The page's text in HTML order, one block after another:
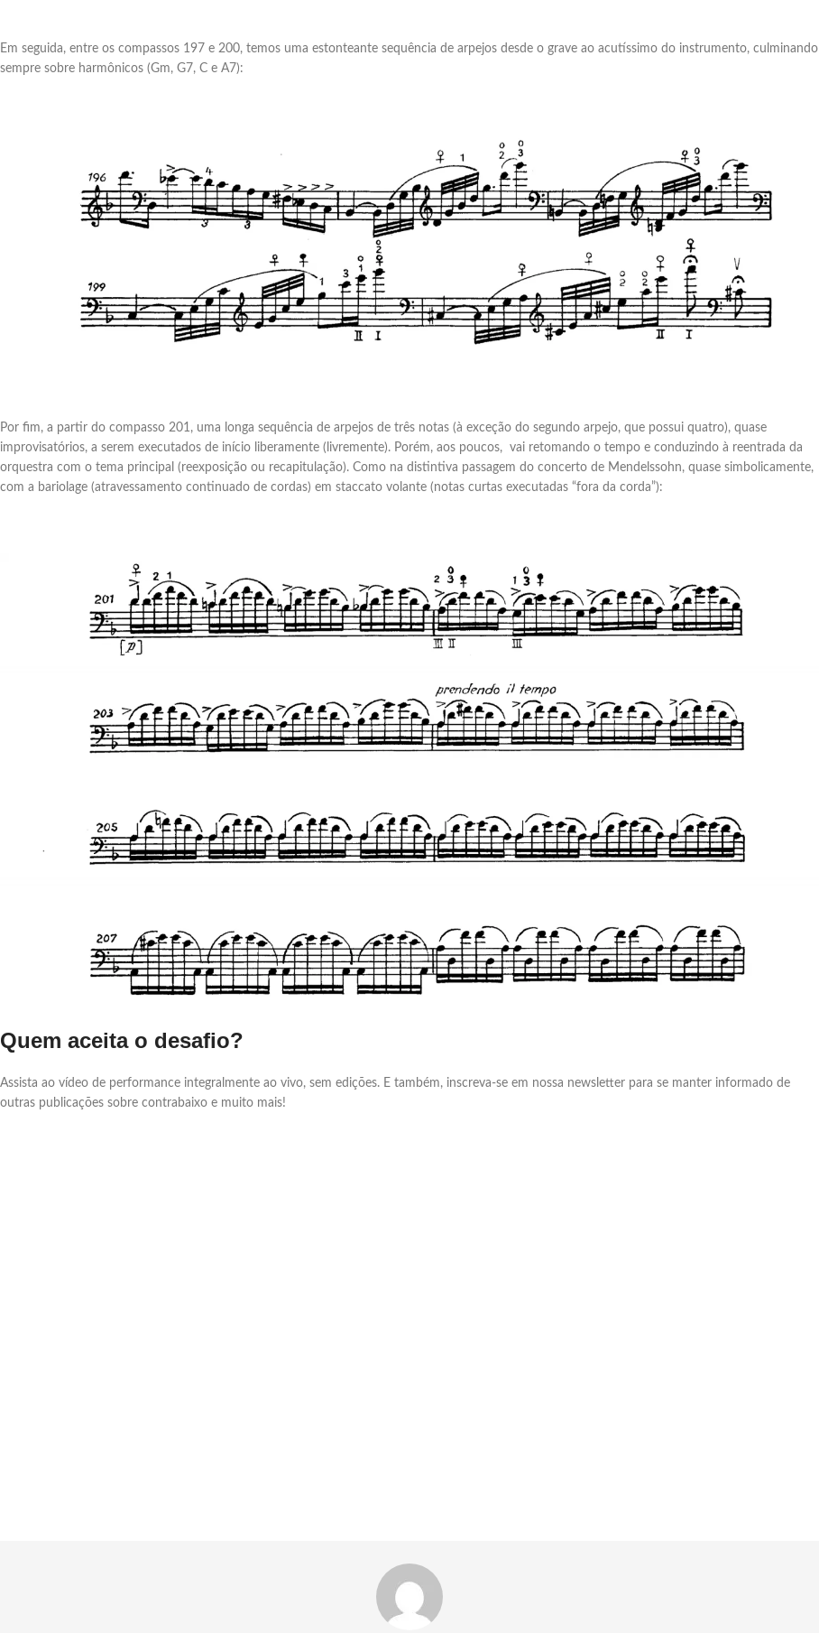
Em seguida, entre os compassos 197 e 200, temos uma estonteante sequência de arpejos desde o grave ao acutíssimo do instrumento, culminando
sempre sobre harmônicos (Gm, G7, C e A7):
Por fim, a partir do compasso 201, uma longa sequência de arpejos de três notas (à exceção do segundo arpejo, que possui quatro), quase
improvisatórios, a serem executados de início liberamente (livremente). Porém, aos poucos, vai retomando o tempo e conduzindo à reentrada da
orquestra com o tema principal (reexposição ou recapitulação). Como na distintiva passagem do concerto de Mendelssohn, quase simbolicamente,
com a bariolage (atravessamento continuado de cordas) em staccato volante (notas curtas executadas “fora da corda”):
Quem aceita o desafio?
Assista ao vídeo de performance integralmente ao vivo, sem edições. E também, inscreva-se em nossa newsletter para se manter informado de
outras publicações sobre contrabaixo e muito mais!